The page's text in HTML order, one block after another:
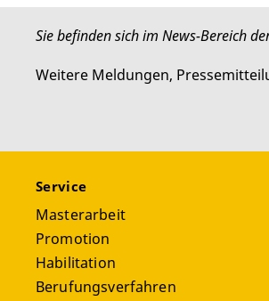
Sie befinden sich im News-Bereich
Weitere Meldungen,
Service
Masterarbeit
Promotion
Habilitation
Berufungsverfahren